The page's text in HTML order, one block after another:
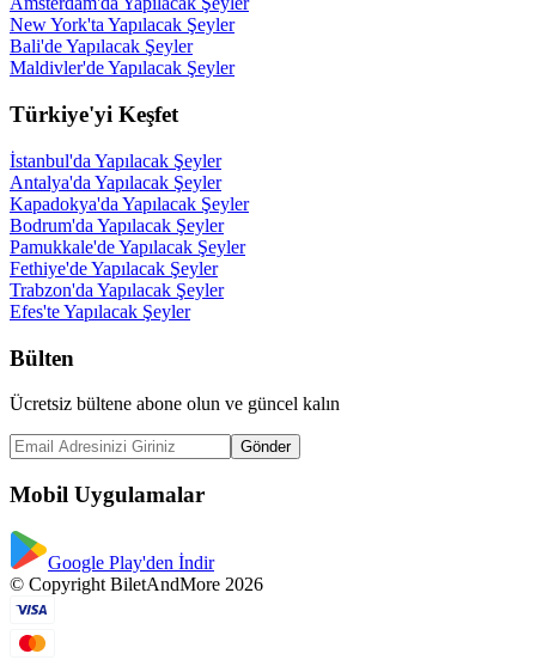
New York'ta Yapılacak Şeyler
Bali'de Yapılacak Şeyler
Maldivler'de Yapılacak Şeyler
Türkiye'yi Keşfet
İstanbul'da Yapılacak Şeyler
Antalya'da Yapılacak Şeyler
Kapadokya'da Yapılacak Şeyler
Bodrum'da Yapılacak Şeyler
Pamukkale'de Yapılacak Şeyler
Fethiye'de Yapılacak Şeyler
Trabzon'da Yapılacak Şeyler
Efes'te Yapılacak Şeyler
Bülten
Ücretsiz bültene abone olun ve güncel kalın
Gönder
Mobil Uygulamalar
Google Play'den İndir
© Copyright BiletAndMore 2026